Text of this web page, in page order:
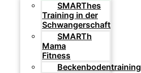
SMARThes
Training in der
Schwangerschaft
SMARTh
Mama
Fitness
Beckenbodentraining